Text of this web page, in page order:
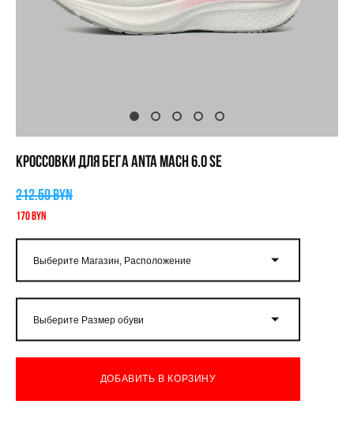
КРОССОВКИ ДЛЯ БЕГА ANTA MACH 6.0 SE
212.50 BYN
170 BYN
Выберите Магазин, Расположение
Выберите Размер обуви
ДОБАВИТЬ В КОРЗИНУ